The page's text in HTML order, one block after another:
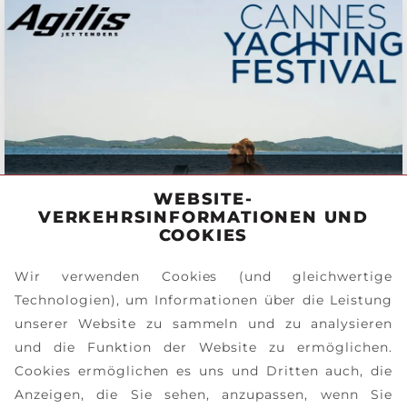
AGILIS JETTENDER BEIM CANNES
YACHTING FESTIVAL 2023
WEBSITE-
VERKEHRSINFORMATIONEN UND
COOKIES
Wir verwenden Cookies (und gleichwertige
Technologien), um Informationen über die Leistung
unserer Website zu sammeln und zu analysieren
und die Funktion der Website zu ermöglichen.
Cookies ermöglichen es uns und Dritten auch, die
Anzeigen, die Sie sehen, anzupassen, wenn Sie